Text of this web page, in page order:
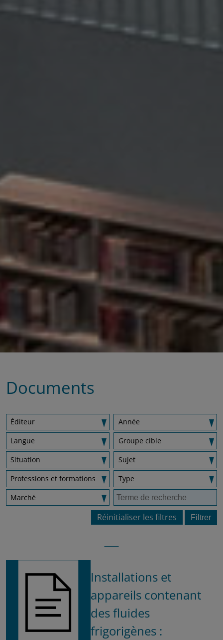
Documents
Éditeur
Année
Langue
Groupe cible
Situation
Sujet
Professions et formations
Type
Marché
Réinitialiser les filtres
Installations et
appareils contenant
des fluides
frigorigènes :